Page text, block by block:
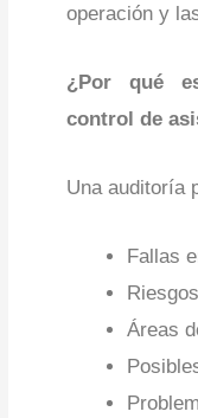
operación y
¿Por qué
control de
Una auditoría
Fallas
Áreas